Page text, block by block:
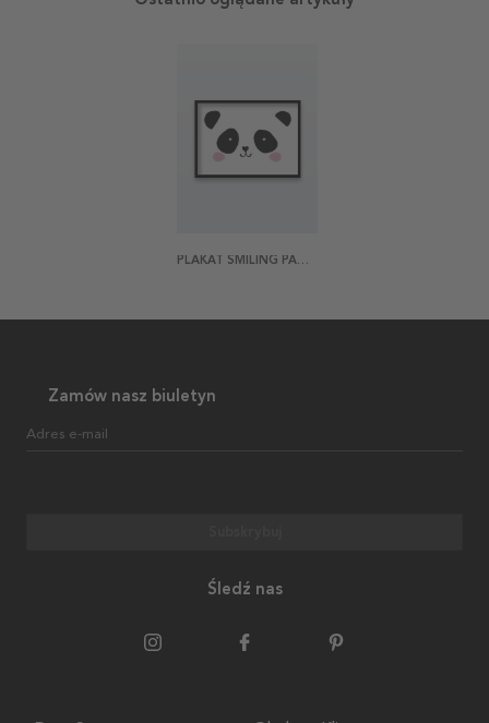
PLAKAT SMILING PANDA
Zamów nasz biuletyn
Adres e-mail
Śledź nas